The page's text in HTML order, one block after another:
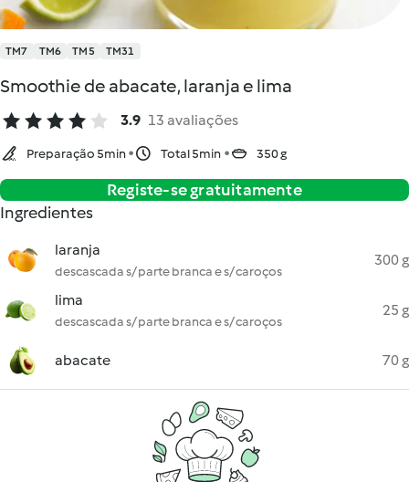
TM7 TM6 TM5 TM31
Smoothie de abacate, laranja e lima
3.9 13 avaliações
Preparação 5min Total 5min 350 g
Registe-se gratuitamente
Ingredientes
laranja
descascada s/ parte branca e s/ caroços
300 g
lima
descascada s/ parte branca e s/ caroços
25 g
abacate 70 g